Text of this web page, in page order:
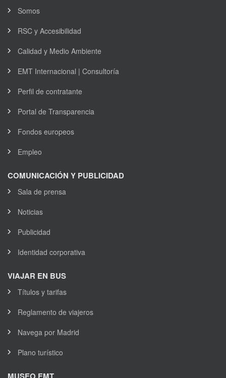
Somos
RSC y Accesibilidad
Calidad y Medio Ambiente
EMT Internacional | Consultoría
Perfil de contratante
Portal de Transparencia
Fondos europeos
Empleo
COMUNICACIÓN Y PUBLICIDAD
Sala de prensa
Noticias
Publicidad
Identidad corporativa
VIAJAR EN BUS
Títulos y tarifas
Reglamento de viajeros
Navega por Madrid
Plano turístico